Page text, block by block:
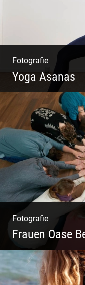
Fotografie
Yoga Asanas
für den Blog
Fotografie
Frauen Oase
Yoga
Farben | Wilde